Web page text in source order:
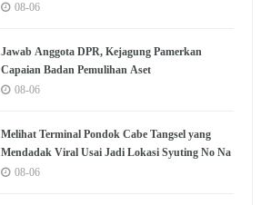
08-06
Jawab Anggota DPR, Kejagung Pamerkan
Capaian Badan Pemulihan Aset
08-06
Melihat Terminal Pondok Cabe Tangsel yang
Mendadak Viral Usai Jadi Lokasi Syuting No Na
08-06